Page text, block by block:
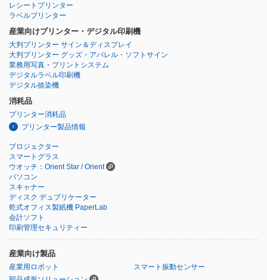
レシートプリンター
ラベルプリンター
産業向けプリンター・デジタル印刷機
大判プリンター サイン＆ディスプレイ
大判プリンター グッズ・アパレル・ソフトサイン
業務用写真・プリントシステム
デジタルラベル印刷機
デジタル捺染機
消耗品
プリンター消耗品
プリンター製品情報
プロジェクター
スマートグラス
ウオッチ：Orient Star / Orient
パソコン
スキャナー
ディスク デュプリケーター
乾式オフィス製紙機 PaperLab
会計ソフト
印刷管理セキュリティー
産業向け製品
産業用ロボット
スマート振動センサー